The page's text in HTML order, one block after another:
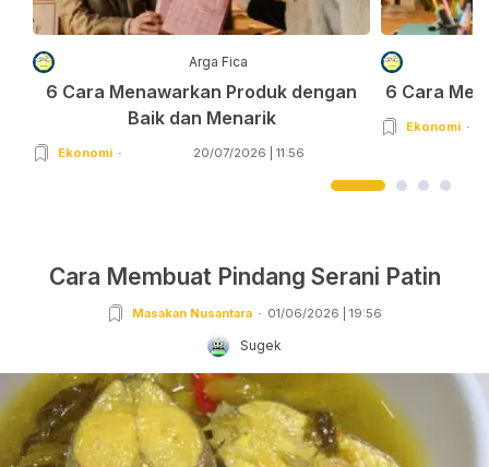
Arga Fica
6 Cara Menawarkan Produk dengan
Baik dan Menarik
Ekonomi 20/07/2026 | 11:56
6 Cara
Ekonomi
Cara Membuat Pindang Serani Patin
Masakan Nusantara 01/06/2026 | 19:56
Sugek